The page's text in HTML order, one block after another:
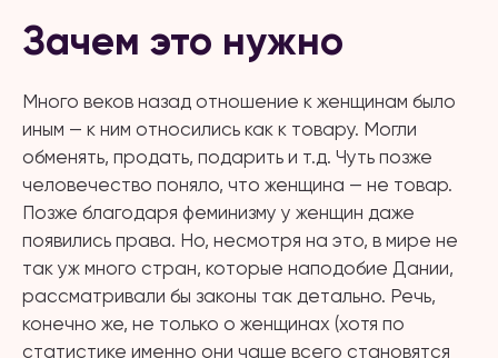
Зачем это нужно
Много веков назад отношение к женщинам было
иным — к ним относились как к товару. Могли
обменять, продать, подарить и т.д. Чуть позже
человечество поняло, что женщина — не товар.
Позже благодаря феминизму у женщин даже
появились права. Но, несмотря на это, в мире не
так уж много стран, которые наподобие Дании,
рассматривали бы законы так детально. Речь,
конечно же, не только о женщинах (хотя по
статистике именно они чаще всего становятся